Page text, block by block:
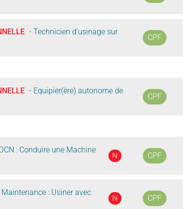
- Technicien d'usinage sur
CPF
- Equipier(ère) autonome de
CPF
: Conduire une Machine
N CPF
: Usiner avec
N CPF